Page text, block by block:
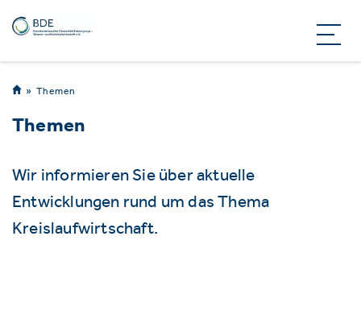
Themen
Themen
Wir informieren Sie über aktuelle
Entwicklungen rund um das Thema
Kreislaufwirtschaft.